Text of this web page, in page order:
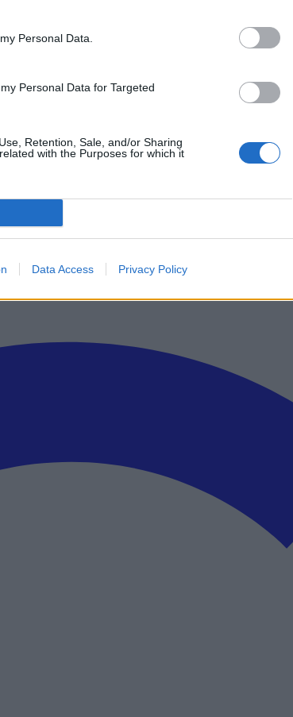
Personal Data.
Personal Data for Targeted
Retention, Sale, and/or Sharing
with the Purposes for which it
Data Access Privacy Policy
NIST.
αλλά το πρόβλημα είναι ότι η περιστροφή της Γης
επιβραδύνεται. Προκειμένου λοιπόν να
το 2011, σεισμός μεγέθους 9 βαθμών της
η εξήγηση είναι ιδιαίτερα απλή. Η περιστροφή της
νέα, ή προσθέστε μας στον RSS feed reader και